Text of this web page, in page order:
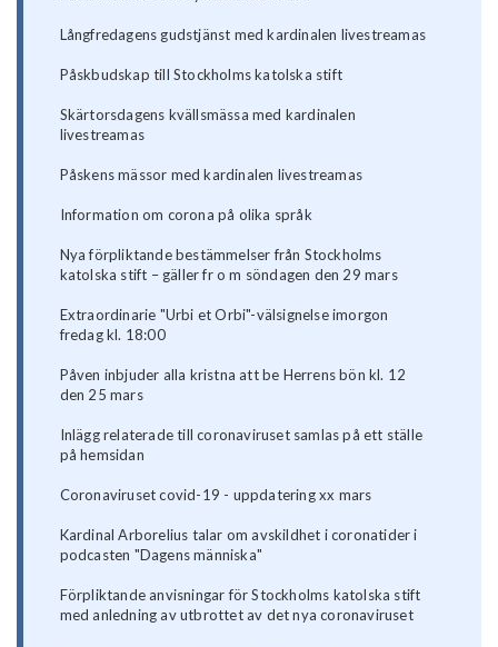
Långfredagens gudstjänst med kardinalen livestreamas
Påskbudskap till Stockholms katolska stift
Skärtorsdagens kvällsmässa med kardinalen
livestreamas
Påskens mässor med kardinalen livestreamas
Information om corona på olika språk
Nya förpliktande bestämmelser från Stockholms
katolska stift – gäller fr o m söndagen den 29 mars
Extraordinarie "Urbi et Orbi"-välsignelse imorgon
fredag kl. 18:00
Påven inbjuder alla kristna att be Herrens bön kl. 12
den 25 mars
Inlägg relaterade till coronaviruset samlas på ett ställe
på hemsidan
Coronaviruset covid-19 - uppdatering xx mars
Kardinal Arborelius talar om avskildhet i coronatider i
podcasten "Dagens människa"
Förpliktande anvisningar för Stockholms katolska stift
med anledning av utbrottet av det nya coronaviruset